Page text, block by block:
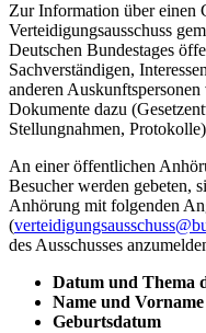
Zur Information über einen
Verteidigungsausschuss
Deutschen Bundestages
Sachverständigen,
anderen
Dokumente dazu
Stellungnahmen,
An einer öffentlichen
Besucher werden gebeten,
Anhörung mit folgenden
(
des Ausschusses
Datum und Thema
Name und Vorname
Geburtsdatum